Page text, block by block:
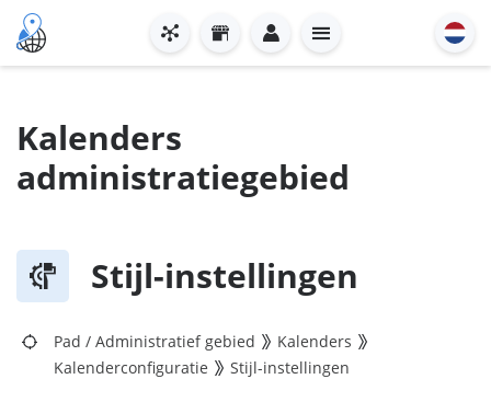
Kalenders
administratiegebied
Stijl-instellingen
Pad / Administratief gebied
Kalenders
Kalenderconfiguratie
Stijl-instellingen